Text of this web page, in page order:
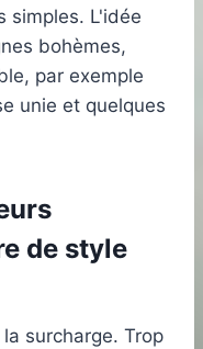
simples. L'idée
bohèmes,
par exemple
unie et quelques
de style
surcharge. Trop